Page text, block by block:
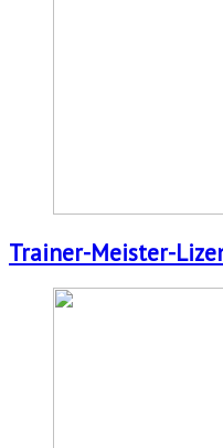
Trainer-Meister-